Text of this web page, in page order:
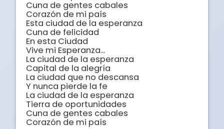
Cuna de gentes cabales
Corazón de mi país
Esta ciudad de la esperanza
Cuna de felicidad
En esta Ciudad
Vive mi Esperanza...
La ciudad de la esperanza
Capital de la alegría
La ciudad que no descansa
Y nunca pierde la fe
La ciudad de la esperanza
Tierra de oportunidades
Cuna de gentes cabales
Corazón de mi país